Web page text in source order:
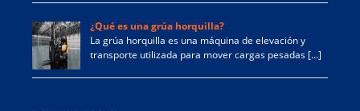
¿Qué es una grúa horquilla?
La grúa horquilla es una máquina de elevación y
transporte utilizada para mover cargas pesadas […]